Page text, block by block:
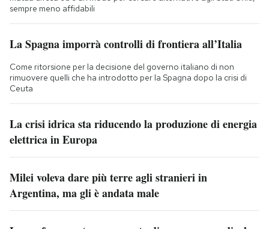
sempre meno affidabili
La Spagna imporrà controlli di frontiera all’Italia
Come ritorsione per la decisione del governo italiano di non
rimuovere quelli che ha introdotto per la Spagna dopo la crisi di
Ceuta
La crisi idrica sta riducendo la produzione di energia
elettrica in Europa
Milei voleva dare più terre agli stranieri in
Argentina, ma gli è andata male